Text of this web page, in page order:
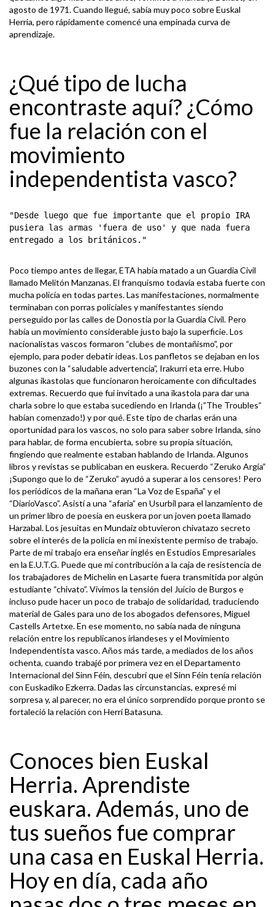
agosto de 1971. Cuando llegué, sabía muy poco sobre Euskal
Herria, pero rápidamente comencé una empinada curva de
aprendizaje.
¿Qué tipo de lucha
encontraste aquí? ¿Cómo
fue la relación con el
movimiento
independentista vasco?
"Desde luego que fue importante que el propio IRA
pusiera las armas 'fuera de uso' y que nada fuera
entregado a los británicos."
Poco tiempo antes de llegar, ETA había matado a un Guardia Civil
llamado Melitón Manzanas. El franquismo todavía estaba fuerte con
mucha policía en todas partes. Las manifestaciones, normalmente
terminaban con porras policiales y manifestantes siendo
perseguido por las calles de Donostia por la Guardia Civil. Pero
había un movimiento considerable justo bajo la superficie. Los
nacionalistas vascos formaron “clubes de montañismo”, por
ejemplo, para poder debatir ideas. Los panfletos se dejaban en los
buzones con la “saludable advertencia”, Irakurri eta erre. Hubo
algunas ikastolas que funcionaron heroicamente con dificultades
extremas. Recuerdo que fui invitado a una ikastola para dar una
charla sobre lo que estaba sucediendo en Irlanda (¡”The Troubles”
habían comenzado!) y por qué. Este tipo de charlas erán una
oportunidad para los vascos, no solo para saber sobre Irlanda, sino
para hablar, de forma encubierta, sobre su propia situación,
fingiendo que realmente estaban hablando de Irlanda. Algunos
libros y revistas se publicaban en euskera. Recuerdo “Zeruko Argia”
¡Supongo que lo de “Zeruko” ayudó a superar a los censores! Pero
los periódicos de la mañana eran “La Voz de España” y el
“DiarioVasco”. Asistí a una “afaria” en Usurbil para el lanzamiento de
un primer libro de poesía en euskera por un joven poeta llamado
Harzabal. Los jesuitas en Mundaiz obtuvieron chivatazo secreto
sobre el interés de la policía en mi inexistente permiso de trabajo.
Parte de mi trabajo era enseñar inglés en Estudios Empresariales
en la E.U.T.G. Puede que mi contribución a la caja de resistencia de
los trabajadores de Michelin en Lasarte fuera transmitida por algún
estudiante “chivato”. Vivimos la tensión del Juicio de Burgos e
incluso pude hacer un poco de trabajo de solidaridad, traduciendo
material de Gales para uno de los abogados defensores, Miguel
Castells Artetxe. En ese momento, no sabía nada de ninguna
relación entre los republicanos irlandeses y el Movimiento
Independentista vasco. Años más tarde, a mediados de los años
ochenta, cuando trabajé por primera vez en el Departamento
Internacional del Sinn Féin, descubrí que el Sinn Féin tenía relación
con Euskadiko Ezkerra. Dadas las circunstancias, expresé mi
sorpresa y, al parecer, no era el único sorprendido porque pronto se
fortaleció la relación con Herri Batasuna.
Conoces bien Euskal
Herria. Aprendiste
euskara. Además, uno de
tus sueños fue comprar
una casa en Euskal Herria.
Hoy en día, cada año